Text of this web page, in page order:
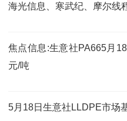
海光信息、寒武纪、摩尔线
焦点信息:生意社PA665月
元/吨
5月18日生意社LLDPE市场